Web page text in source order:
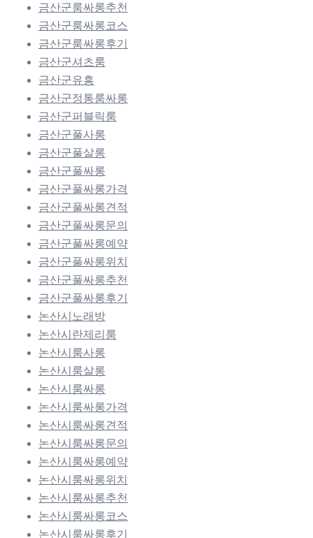
금산군룸싸롱추천
금산군룸싸롱코스
금산군룸싸롱후기
금산군셔츠룸
금산군유흥
금산군정통룸싸롱
금산군퍼블릭룸
금산군풀사롱
금산군풀살롱
금산군풀싸롱
금산군풀싸롱가격
금산군풀싸롱견적
금산군풀싸롱문의
금산군풀싸롱예약
금산군풀싸롱위치
금산군풀싸롱추천
금산군풀싸롱후기
논산시노래방
논산시란제리룸
논산시룸사롱
논산시룸살롱
논산시룸싸롱
논산시룸싸롱가격
논산시룸싸롱견적
논산시룸싸롱문의
논산시룸싸롱예약
논산시룸싸롱위치
논산시룸싸롱추천
논산시룸싸롱코스
논산시룸싸롱후기